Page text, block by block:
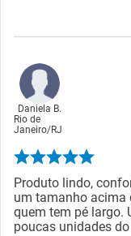
Daniela B.
Rio de
Janeiro/RJ
Produto lindo,
um tamanho acima
quem tem pé largo.
poucas unidades